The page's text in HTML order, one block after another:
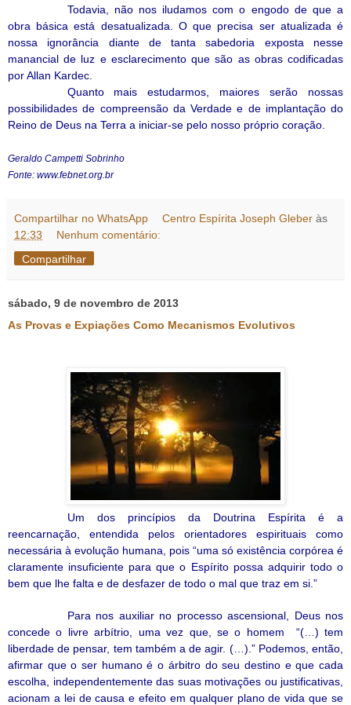
Todavia, não nos iludamos com o engodo de que a
obra básica está desatualizada. O que precisa ser atualizada é
nossa ignorância diante de tanta sabedoria exposta nesse
manancial de luz e esclarecimento que são as obras codificadas
por Allan Kardec.
Quanto mais estudarmos, maiores serão nossas
possibilidades de compreensão da Verdade e de implantação do
Reino de Deus na Terra a iniciar-se pelo nosso próprio coração.
Geraldo Campetti Sobrinho
Fonte: www.febnet.org.br
Compartilhar no WhatsApp Centro Espírita Joseph Gleber às
12:33
Nenhum comentário:
Compartilhar
sábado, 9 de novembro de 2013
As Provas e Expiações Como Mecanismos Evolutivos
Um dos princípios da Doutrina Espírita é a
reencarnação, entendida pelos orientadores espirituais como
necessária à evolução humana, pois “uma só existência corpórea é
claramente insuficiente para que o Espírito possa adquirir todo o
bem que lhe falta e de desfazer de todo o mal que traz em si.”
Para nos auxiliar no processo ascensional, Deus nos
concede o livre arbítrio, uma vez que, se o homem
“(…) tem
liberdade de pensar, tem também a de agir. (…).” Podemos, então,
afirmar que o ser humano é o árbitro do seu destino e que cada
escolha, independentemente das suas motivações ou justificativas,
acionam a lei de causa e efeito em qualquer plano de vida que se